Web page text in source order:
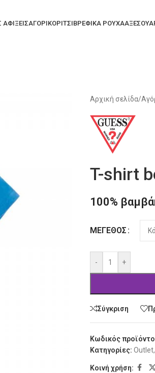
ΑΦΙΞΕΙΣΑΓΟΡΙΚΟΡΙΤΣΙΒΡΕΦΙΚΑ ΡΟΥΧΑ
Αρχική σελίδα/
T-shirt
100%
ΜΈΓΕΘΟΣ
- +
Alternative:
Σύγκριση
Κωδικός
Κατηγορίες: Outlet,
Κοινή χρήση: